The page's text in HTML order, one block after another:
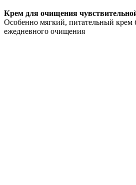
Крем для очищения
Особенно мягкий, питательный крем
ежедневного очищения